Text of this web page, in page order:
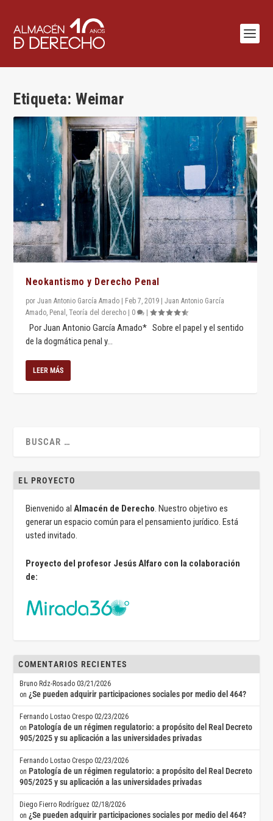
Etiqueta:Weimar
Neokantismo y Derecho Penal
porJuan Antonio García Amado Feb 7, 2019 |Juan Antonio García
Amado, Penal ,Teoría del derecho 0 |
Por Juan Antonio García Amado* Sobre el papel y el sentido
de la dogmática penal y...
LEER MÁS
EL PROYECTO
Bienvenido alAlmacén de Derecho. Nuestro objetivo es
generar un espacio común para el pensamiento jurídico. Está
usted invitado.
Proyecto del profesor Jesús Alfaro con la colaboración
de:
COMENTARIOS RECIENTES
Bruno Rdz-Rosado 03/21/2026
on¿Se pueden adquirir participaciones sociales por medio del 464?
Fernando Lostao Crespo 02/23/2026
on Patología de un régimen regulatorio: a propósito del Real Decreto
905/2025 y su aplicación a las universidades privadas
Fernando Lostao Crespo 02/23/2026
on Patología de un régimen regulatorio: a propósito del Real Decreto
905/2025 y su aplicación a las universidades privadas
Diego Fierro Rodríguez 02/18/2026
on¿Se pueden adquirir participaciones sociales por medio del 464?